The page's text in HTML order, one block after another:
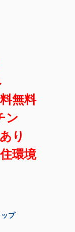
無料
ン
り
環境
ップ